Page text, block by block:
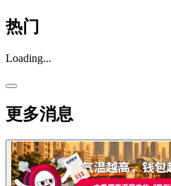
热门
Loading...
更多消息